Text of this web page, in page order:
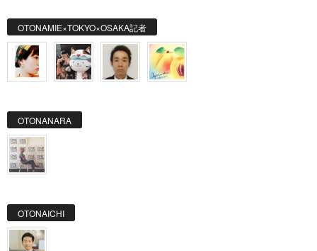
OTONAMIE×TOKYO×OSAKA記者
OTONANARA
OTONAICHI